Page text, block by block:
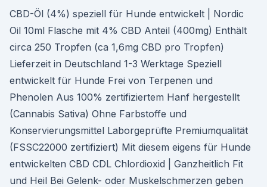
CBD-Öl (4%) speziell für Hunde entwickelt | Nordic
Oil 10ml Flasche mit 4% CBD Anteil (400mg) Enthält
circa 250 Tropfen (ca 1,6mg CBD pro Tropfen)
Lieferzeit in Deutschland 1-3 Werktage Speziell
entwickelt für Hunde Frei von Terpenen und
Phenolen Aus 100% zertifiziertem Hanf hergestellt
(Cannabis Sativa) Ohne Farbstoffe und
Konservierungsmittel Laborgeprüfte Premiumqualität
(FSSC22000 zertifiziert) Mit diesem eigens für Hunde
entwickelten CBD CDL Chlordioxid | Ganzheitlich Fit
und Heil Bei Gelenk- oder Muskelschmerzen geben